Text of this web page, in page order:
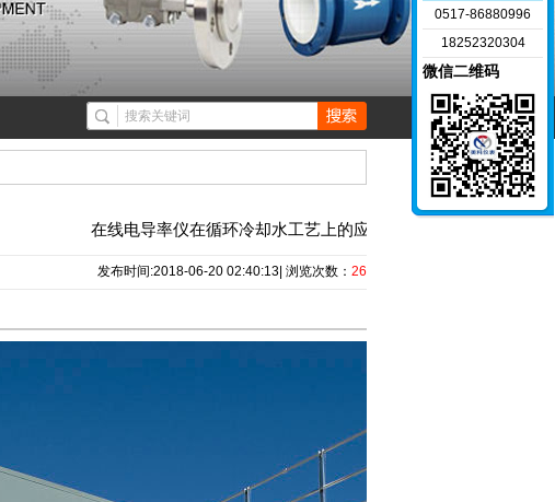
在线电导率仪在循环冷却水工艺上的应用
发布时间:2018-06-20 02:40:13| 浏览次数： 2694
0517-86880996
18252320304
微信二维码